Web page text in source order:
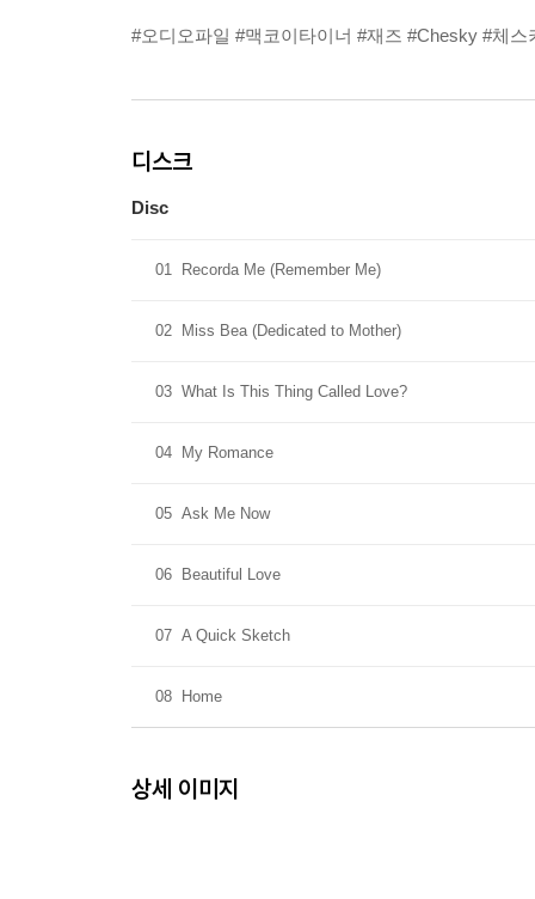
#오디오파일 #맥코이타이너 #재즈 #Chesky #체스
디스크
Disc
01 Recorda Me (Remember Me)
02 Miss Bea (Dedicated to Mother)
03 What Is This Thing Called Love?
04 My Romance
05 Ask Me Now
06 Beautiful Love
07 A Quick Sketch
08 Home
상세 이미지